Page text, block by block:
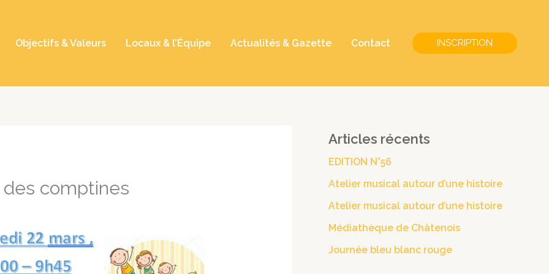
Objectifs & Valeurs Locaux & l’Équipe Actualités & Gazette Contact INSCRIPTION
comptines
Articles récents
EDITION N°56
Atelier musical autour d’une histoire
Atelier musical autour d’une histoire
Médiathèque de Châtenois
Journée bleu blanc rouge